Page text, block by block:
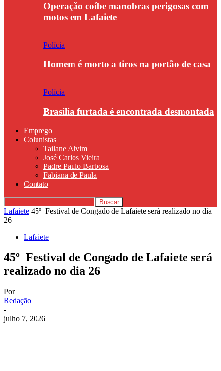
Operação coíbe manobras perigosas com
motos em Lafaiete
Polícia
Homem é morto a tiros na portão de casa
Polícia
Brasília furtada é encontrada desmontada
Emprego
Colunistas
Tailane Alvim
José Carlos Vieira
Padre Paulo Barbosa
Fabiana de Paula
Contato
Lafaiete 45º Festival de Congado de Lafaiete será realizado no dia
26
Lafaiete
45º Festival de Congado de Lafaiete será
realizado no dia 26
Por
Redação
-
julho 7, 2026